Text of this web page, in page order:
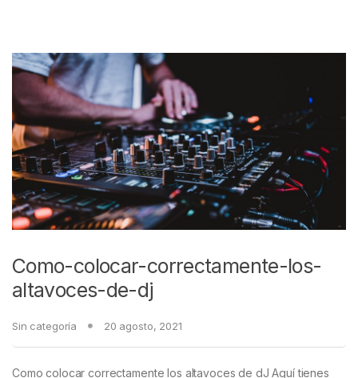
Como-colocar-correctamente-los-
altavoces-de-dj
Sin categoría 20 agosto, 2021
Como colocar correctamente los altavoces de dJ Aquí tienes